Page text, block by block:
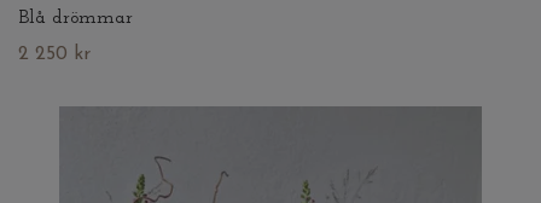
Blå drömmar
2 250 kr